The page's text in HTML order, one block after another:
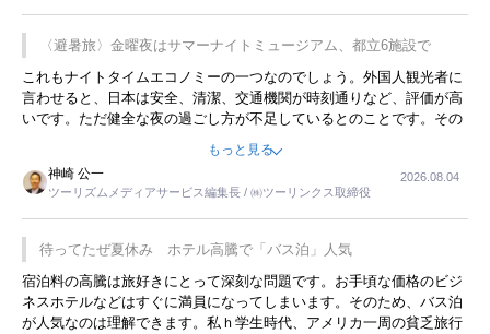
〈避暑旅〉金曜夜はサマーナイトミュージアム、都立6施設で
これもナイトタイムエコノミーの一つなのでしょう。外国人観光者に
言わせると、日本は安全、清潔、交通機関が時刻通りなど、評価が高
いです。ただ健全な夜の過ごし方が不足しているとのことです。その
ような意味で、金曜夜にこのようなイベントが行われれば、日本人に
限らず外国人にとっても楽しみが増えるでしょうね。
もっと見る
神崎 公一
ツーリズムメディアサービス編集長 / ㈱ツーリンクス取締役
2026.08.04
待ってたぜ夏休み ホテル高騰で「バス泊」人気
宿泊料の高騰は旅好きにとって深刻な問題です。お手頃な価格のビジ
ネスホテルなどはすぐに満員になってしまいます。そのため、バス泊
が人気なのは理解できます。私ｈ学生時代、アメリカ一周の貧乏旅行